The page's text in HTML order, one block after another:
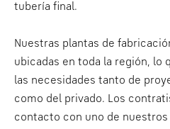
tubería final.
Nuestras plantas de
ubicadas en toda la región, lo
las necesidades tanto de
como del privado. Los
contacto con uno de